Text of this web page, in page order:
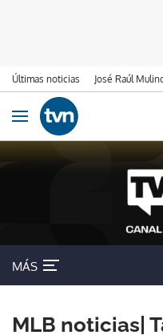
Últimas noticias José Raúl
Ir al contenido
Obrir navegació
MÁS
MLB noticias|